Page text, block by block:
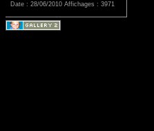
Date : 28/06/2010 Affichages : 3971